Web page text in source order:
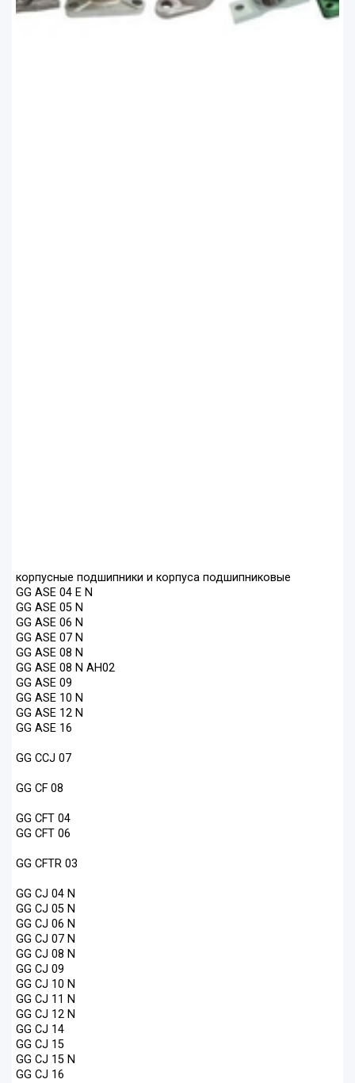
корпусные подшипники и корпуса подшипниковые
GG ASE 04 E N
GG ASE 05 N
GG ASE 06 N
GG ASE 07 N
GG ASE 08 N
GG ASE 08 N AH02
GG ASE 09
GG ASE 10 N
GG ASE 12 N
GG ASE 16
GG CCJ 07
GG CF 08
GG CFT 04
GG CFT 06
GG CFTR 03
GG CJ 04 N
GG CJ 05 N
GG CJ 06 N
GG CJ 07 N
GG CJ 08 N
GG CJ 09
GG CJ 10 N
GG CJ 11 N
GG CJ 12 N
GG CJ 14
GG CJ 15
GG CJ 15 N
GG CJ 16